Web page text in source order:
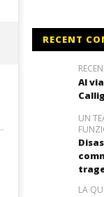
RECENT
Al
UN
LA